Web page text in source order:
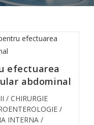
efectuarea
abdominal
/CHIRURGIE
/
INTERNA /